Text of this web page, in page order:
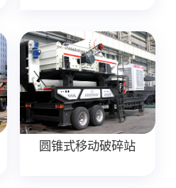
圆锥式移动破碎站